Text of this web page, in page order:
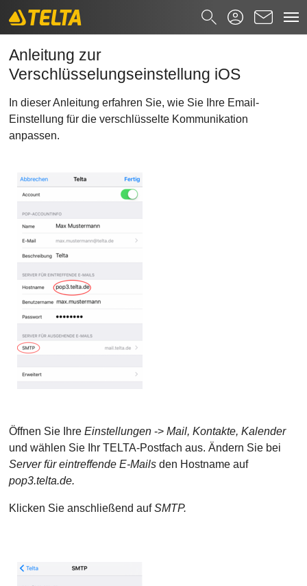
Anleitung zur
Zum Hauptinhalt springen
Suchformular
Suchen nach
Anleitung zur
Verschlüsselungseinstellung iOS
In dieser Anleitung erfahren Sie, wie Sie Ihre Email-
Einstellung für die verschlüsselte Kommunikation
anpassen.
Öffnen Sie Ihre Einstellungen-> Mail, Kontakte, Kalender
und wählen Sie Ihr TELTA-Postfach aus. Ändern Sie bei
Server für eintreffende E-Mailsden Hostname auf
pop3.telta.de.
Klicken Sie anschließend aufSMTP.